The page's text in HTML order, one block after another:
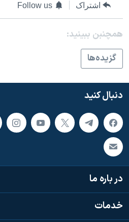
همایش محافظه‌کاران آمریکا «سی‌پک»
صفحه‌های ویژه
سفر پرزیدنت ترامپ به چین
اشتراک Follow us
همچنبن ببینید:
گزيده‌ها
دنبال کنید
در باره ما
خدمات